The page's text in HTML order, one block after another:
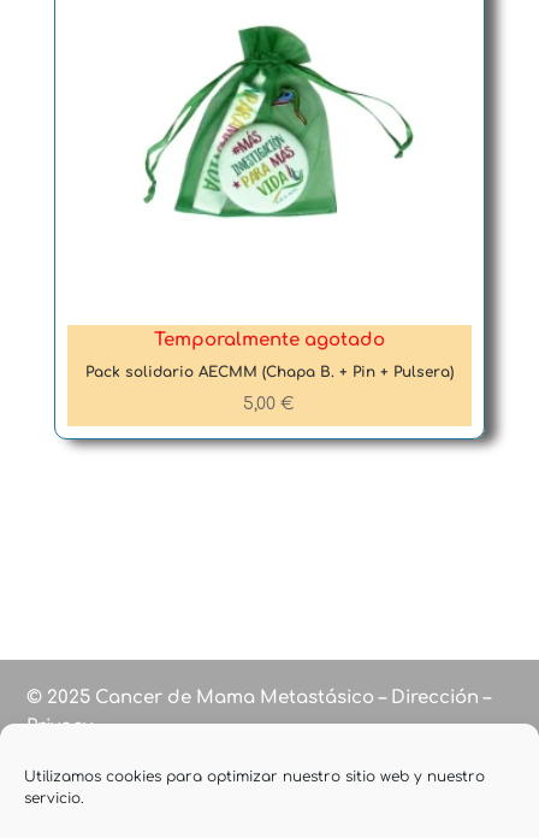
Utilizamos cookies para optimizar nuestro sitio web y nuestro
servicio.
Temporalmente agotado
Pack solidario AECMM (Chapa B. + Pin + Pulsera)
5,00€
© 2025 Cancer de Mama Metastásico – Dirección –
Privacy